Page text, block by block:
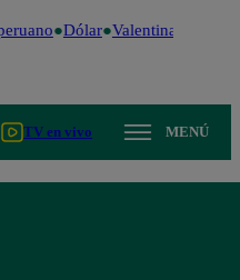
Dólar Valentina Valiente
TV en vivo MENÚ